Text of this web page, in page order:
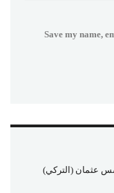
Save my name,
عثمان (التركي)